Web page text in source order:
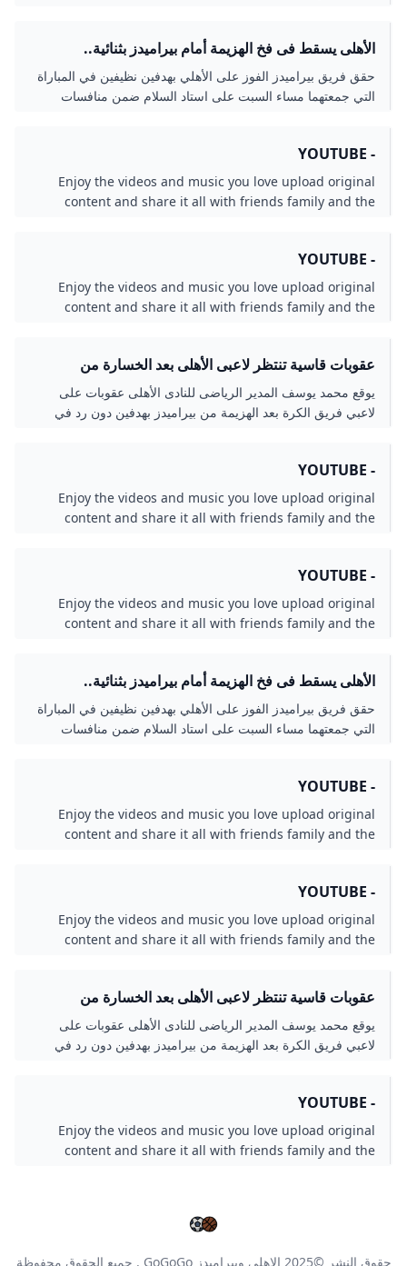
الأهلى يسقط فى فخ الهزيمة أمام بيراميدز بثنائية..
السماوى يلقن الأحمر خسارته الأولى بالدورى مع ريبيرو..
أبناء التتش يبتعدون عن المنافسة.. مصير المدرب الإسبانى
حقق فريق بيراميدز الفوز على الأهلي بهدفين نظيفين في المباراة
التي جمعتهما مساء السبت على استاد السلام ضمن منافسات
- YOUTUBE
Enjoy the videos and music you love upload original
content and share it all with friends family and the
- YOUTUBE
Enjoy the videos and music you love upload original
content and share it all with friends family and the
عقوبات قاسية تنتظر لاعبى الأهلى بعد الخسارة من
بيراميدز فى الدورى - اليوم السابع
يوقع محمد يوسف المدير الرياضى للنادى الأهلى عقوبات على
لاعبي فريق الكرة بعد الهزيمة من بيراميدز بهدفين دون رد في
- YOUTUBE
Enjoy the videos and music you love upload original
content and share it all with friends family and the
- YOUTUBE
Enjoy the videos and music you love upload original
content and share it all with friends family and the
الأهلى يسقط فى فخ الهزيمة أمام بيراميدز بثنائية..
السماوى يلقن الأحمر خسارته الأولى بالدورى مع ريبيرو..
أبناء التتش يبتعدون عن المنافسة.. مصير المدرب الإسبانى
حقق فريق بيراميدز الفوز على الأهلي بهدفين نظيفين في المباراة
التي جمعتهما مساء السبت على استاد السلام ضمن منافسات
- YOUTUBE
Enjoy the videos and music you love upload original
content and share it all with friends family and the
- YOUTUBE
Enjoy the videos and music you love upload original
content and share it all with friends family and the
عقوبات قاسية تنتظر لاعبى الأهلى بعد الخسارة من
بيراميدز فى الدورى - اليوم السابع
يوقع محمد يوسف المدير الرياضى للنادى الأهلى عقوبات على
لاعبي فريق الكرة بعد الهزيمة من بيراميدز بهدفين دون رد في
- YOUTUBE
Enjoy the videos and music you love upload original
content and share it all with friends family and the
حقوق النشر ©2025 الاهلي وبيراميدز GoGoGo . جميع الحقوق محفوظة